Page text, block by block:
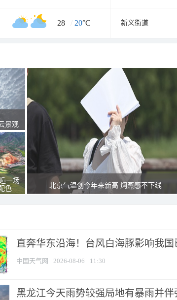
28 / 20°C 新义街道
景观
一场
色
北京气温创今年来新高 焖蒸感不下线
直奔华东沿海！台风白海豚影响我
中国天气网 2026-08-06 11:30
黑龙江今天雨势较强局地有暴雨并